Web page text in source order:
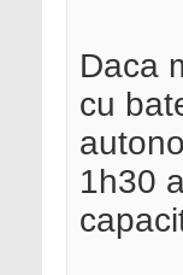
Daca
cu
1h30